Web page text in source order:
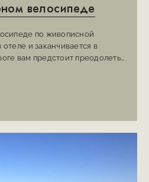
велосипеде
по живописной
и заканчивается в
вам предстоит преодолеть
ландшафта, а также мы
чудесный вид на озеро